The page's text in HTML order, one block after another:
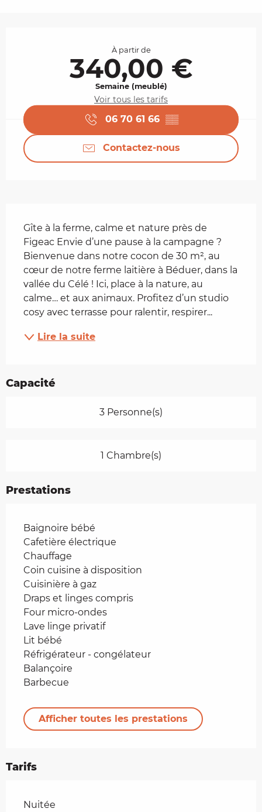
À partir de
340,00 €
Semaine (meublé)
Voir tous les tarifs
06 70 61 66 ▒▒
Contactez-nous
Gîte à la ferme, calme et nature près de
Figeac Envie d’une pause à la campagne ?
Bienvenue dans notre cocon de 30 m², au
cœur de notre ferme laitière à Béduer, dans la
vallée du Célé ! Ici, place à la nature, au
calme… et aux animaux. Profitez d’un studio
cosy avec terrasse pour ralentir, respirer...
Lire la suite
Capacité
3 Personne(s)
1 Chambre(s)
Prestations
Baignoire bébé
Cafetière électrique
Chauffage
Coin cuisine à disposition
Cuisinière à gaz
Draps et linges compris
Four micro-ondes
Lave linge privatif
Lit bébé
Réfrigérateur - congélateur
Balançoire
Barbecue
Afficher toutes les prestations
Tarifs
Tarifs 2026
Nuitée